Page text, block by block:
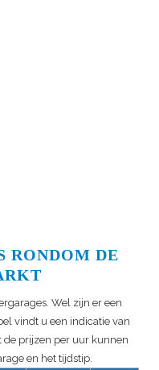
RONDOM DE
Wel zijn er een
vindt u een indicatie van
de prijzen per uur kunnen
en het tijdstip.